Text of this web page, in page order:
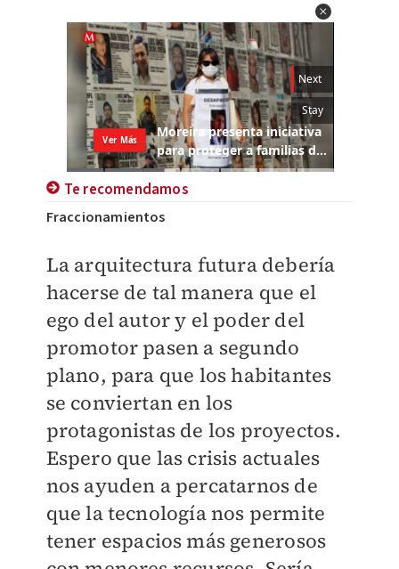
Te recomendamos
Fraccionamientos
La arquitectura futura debería
hacerse de tal manera que el
ego del autor y el poder del
promotor pasen a segundo
plano, para que los habitantes
se conviertan en los
protagonistas de los proyectos.
Espero que las crisis actuales
nos ayuden a percatarnos de
que la tecnología nos permite
tener espacios más generosos